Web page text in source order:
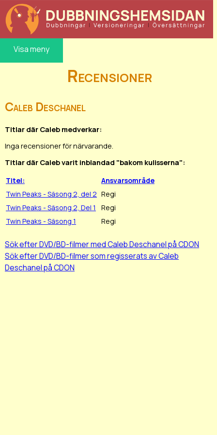
Visa meny
Recensioner
Caleb Deschanel
Titlar där Caleb medverkar:
Inga recensioner för närvarande.
Titlar där Caleb varit inblandad "bakom kulisserna":
Titel:
Ansvarsområde
Twin Peaks - Säsong 2, del 2 Regi
Twin Peaks - Säsong 2, Del 1
Regi
Twin Peaks - Säsong 1
Regi
Sök efter DVD/BD-filmer med Caleb Deschanel på CDON
Sök efter DVD/BD-filmer som regisserats av Caleb
Deschanel på CDON